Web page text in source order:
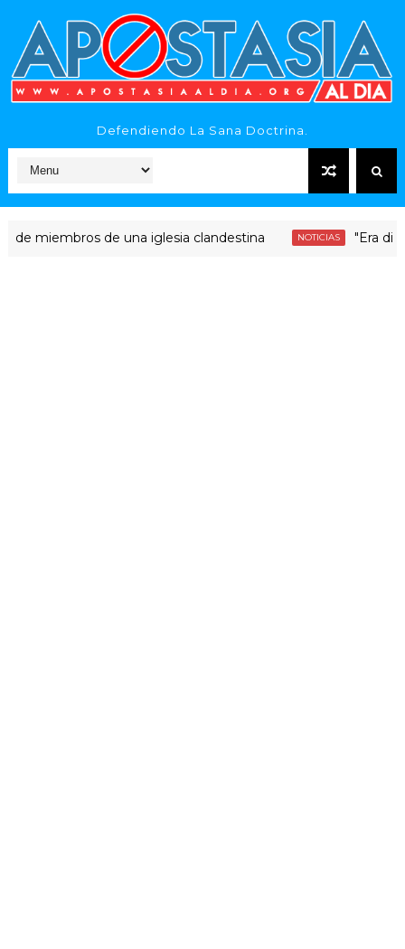
Defendiendo La Sana Doctrina.
de una iglesia clandestina NOTICIAS "Era dinero